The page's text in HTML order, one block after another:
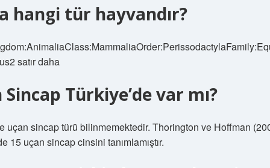
hangi tür hayvandır?
satır daha
Sincap Türkiye’de var mı?
uçan sincap türü bilinmemektedir. Thorington ve Hoffman
15 uçan sincap cinsini tanımlamıştır.